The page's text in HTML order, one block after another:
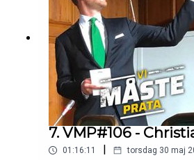
7. VMP#106 -
01:16:11 | torsdag 30 maj